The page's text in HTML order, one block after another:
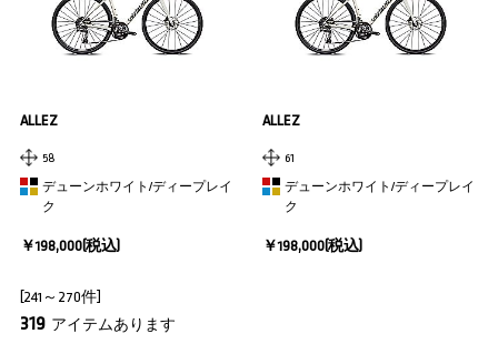
ALLEZ
58
デューンホワイト/ディープレイ
ク
￥198,000(税込)
ALLEZ
61
デューンホワイト/ディープレイ
ク
￥198,000(税込)
[241～270件]
319 アイテムあります